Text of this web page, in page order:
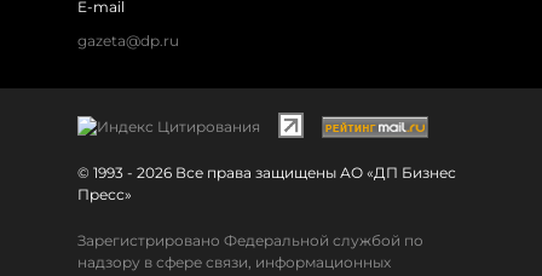
E-mail
gazeta@dp.ru
© 1993 - 2026 Все права защищены АО «ДП Бизнес
Пресс»
Зарегистрировано Федеральной службой по
надзору в сфере связи, информационных